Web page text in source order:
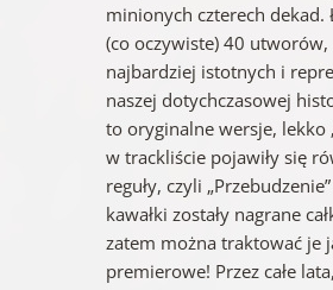
minionych czterech dekad.
(co oczywiste) 40
najbardziej istotnych i
naszej dotychczasowej
to oryginalne wersje, lekko
w trackliście pojawiły się
reguły, czyli
kawałki zostały nagrane
zatem można traktować je
premierowe! Przez całe